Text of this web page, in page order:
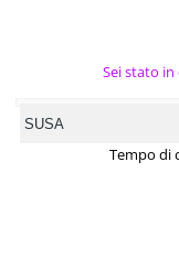
Sei stato
Tempo di